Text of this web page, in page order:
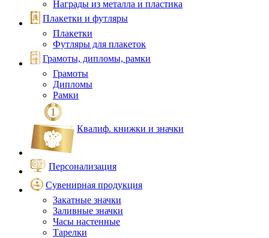
Награды из металла и пластика
Плакетки и футляры
Плакетки
Футляры для плакеток
Грамоты, дипломы, рамки
Грамоты
Дипломы
Рамки
Квалиф. книжки и значки
Персонализация
Сувенирная продукция
Закатные значки
Заливные значки
Часы настенные
Тарелки